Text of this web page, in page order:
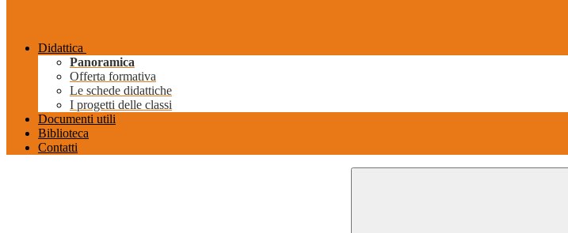
Didattica
Panoramica
Offerta formativa
Le schede didattiche
I progetti delle classi
Documenti utili
Biblioteca
Contatti